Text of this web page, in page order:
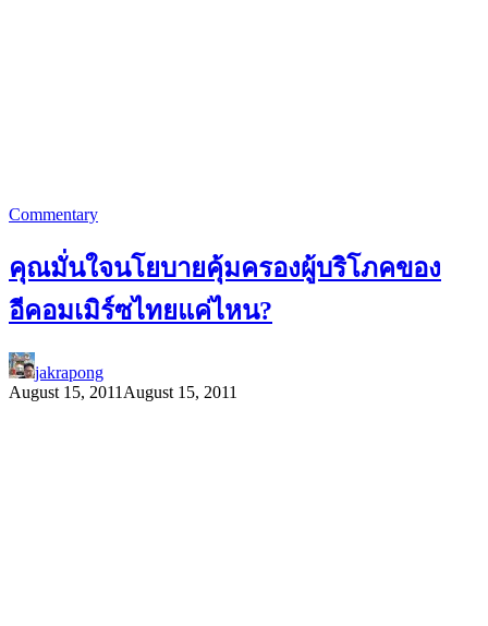
Commentary
คุณมั่นใจนโยบายคุ้มครองผู้บริโภคของ
อีคอมเมิร์ซไทยแค่ไหน?
jakrapong
August 15, 2011August 15, 2011